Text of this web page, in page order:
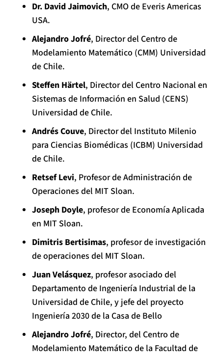
Dr. David Jaimovich, CMO de Everis Americas
USA.
Alejandro Jofré, Director del Centro de
Modelamiento Matemático (CMM) Universidad
de Chile.
Steffen Härtel, Director del Centro Nacional en
Sistemas de Información en Salud (CENS)
Universidad de Chile.
Andrés Couve, Director del Instituto Milenio
para Ciencias Biomédicas (ICBM) Universidad
de Chile.
Retsef Levi, Profesor de Administración de
Operaciones del MIT Sloan.
Joseph Doyle, profesor de Economía Aplicada
en MIT Sloan.
Dimitris Bertisimas, profesor de investigación
de operaciones del MIT Sloan.
Juan Velásquez, profesor asociado del
Departamento de Ingeniería Industrial de la
Universidad de Chile, y jefe del proyecto
Ingeniería 2030 de la Casa de Bello
Alejandro Jofré, Director, del Centro de
Modelamiento Matemático de la Facultad de